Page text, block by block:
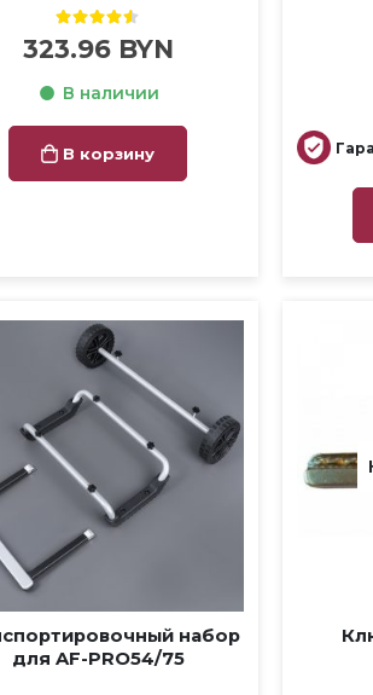
4.50out of 5
323.96 BYN
В наличии
В корзину
набор
для AF-PRO54/75